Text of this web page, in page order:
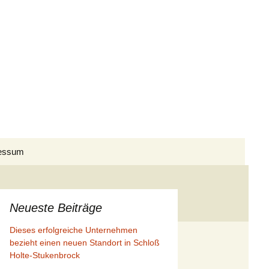
Presseberichte II/2026
Presseberichte III/2026
Presseberichte I/2025
Presseberichte II/2025
Presseberichte III/2025
Presseberichte I/2024
Presseberichte II/2024
Presseberichte I/2023
Neueste Beiträge
Dieses erfolgreiche Unternehmen
bezieht einen neuen Standort in Schloß
Holte-Stukenbrock